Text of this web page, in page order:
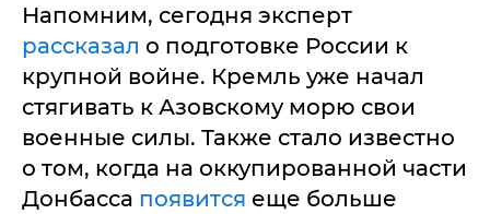
Напомним, сегодня эксперт
рассказал о подготовке России к
крупной войне. Кремль уже начал
стягивать к Азовскому морю свои
военные силы. Также стало известно
о том, когда на оккупированной части
Донбасса появится еще больше